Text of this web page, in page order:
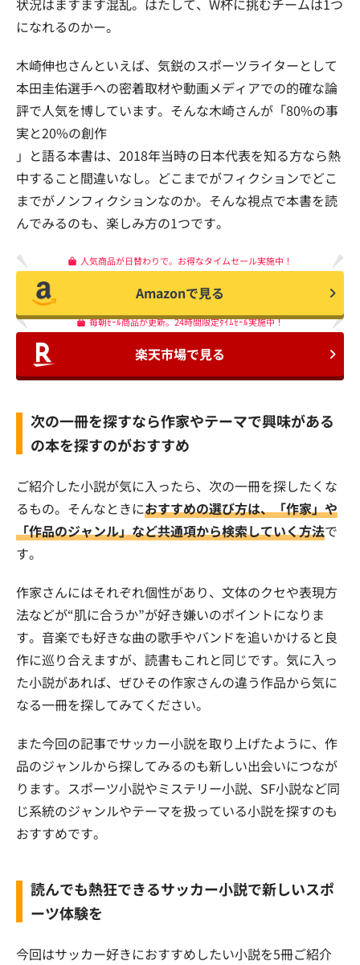
状況はますます混乱。はたして、W杯に挑むチームは1つ
になれるのかー。
木崎伸也さんといえば、気鋭のスポーツライターとして
本田圭佑選手への密着取材や動画メディアでの的確な論
評で人気を博しています。そんな木崎さんが「80%の事
実と20%の創作
」と語る本書は、2018年当時の日本代表を知る方なら熱
中すること間違いなし。どこまでがフィクションでどこ
までがノンフィクションなのか。そんな視点で本書を読
んでみるのも、楽しみ方の1つです。
人気商品が日替わりで。お得なタイムセール実施中！
Amazonで見る
毎朝ｾｰﾙ商品が更新。24時間限定ﾀｲﾑｾｰﾙ実施中！
楽天市場で見る
次の一冊を探すなら作家やテーマで興味がある
の本を探すのがおすすめ
ご紹介した小説が気に入ったら、次の一冊を探したくな
るもの。そんなときにおすすめの選び方は、「作家」や
「作品のジャンル」など共通項から検索していく方法で
す。
作家さんにはそれぞれ個性があり、文体のクセや表現方
法などが“肌に合うか”が好き嫌いのポイントになりま
す。音楽でも好きな曲の歌手やバンドを追いかけると良
作に巡り合えますが、読書もこれと同じです。気に入っ
た小説があれば、ぜひその作家さんの違う作品から気に
なる一冊を探してみてください。
また今回の記事でサッカー小説を取り上げたように、作
品のジャンルから探してみるのも新しい出会いにつなが
ります。スポーツ小説やミステリー小説、SF小説など同
じ系統のジャンルやテーマを扱っている小説を探すのも
おすすめです。
読んでも熱狂できるサッカー小説で新しいスポ
ーツ体験を
今回はサッカー好きにおすすめしたい小説を5冊ご紹介